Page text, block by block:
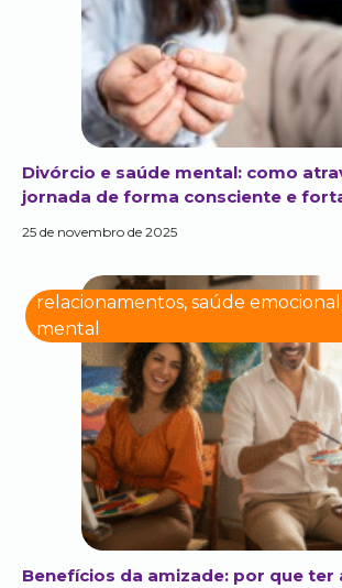
Divórcio e saúde mental: como
jornada de forma consciente e
25 de novembro de 2025
relacionamentos, saúde emocional
mental
Benefícios da amizade: por que ter